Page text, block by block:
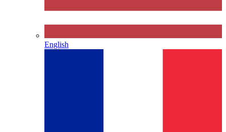
English